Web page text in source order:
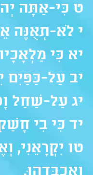
ט כִּי-אַתָּה
י לֹא-תְאֻנֶּה
יא כִּי
יב עַל-כַּפַּיִם
יג עַל-שַׁחַל
יד כִּי בִי
טו יִקְרָאֵנִי,